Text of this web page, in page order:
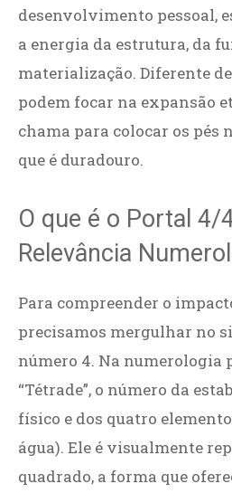
desenvolvimento pessoal,
a energia da estrutura, da
materialização. Diferente
podem focar na expansão
chama para colocar os pés
que é duradouro.
O que é o Portal 4/
Relevância
Para compreender o
precisamos mergulhar no
número 4. Na numerologia
“Tétrade”, o número da
físico e dos quatro
água). Ele é visualmente
quadrado, a forma que